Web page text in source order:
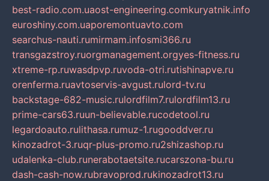
best-radio.com.uaost-engineering.comkuryatnik.info
euroshiny.com.uaporemontuavto.com
searchus-nauti.rumirmam.infosmi366.ru
transgazstroy.ruorgmanagement.orgyes-fitness.ru
xtreme-rp.ruwasdpvp.ruvoda-otri.rutishinapve.ru
orenferma.ruavtoservis-avgust.rulord-tv.ru
backstage-682-music.rulordfilm7.rulordfilm13.ru
prime-cars63.ruun-believable.rucodetool.ru
legardoauto.rulithasa.rumuz-1.rugooddver.ru
kinozadrot-3.ruqr-plus-promo.ru2shizashop.ru
udalenka-club.runerabotaetsite.rucarszona-bu.ru
dash-cash-now.rubravoprod.rukinozadrot13.ru